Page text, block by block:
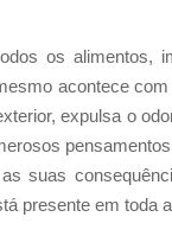
os alimentos,
acontece
expulsa o
suas
presente em toda